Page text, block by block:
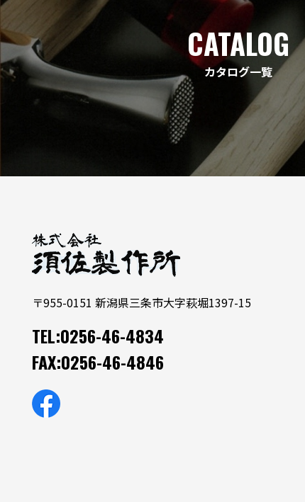
CATALOG
カタログ一覧
〒955-0151 新潟県三条市大字萩堀1397-15
TEL:0256-46-4834
FAX:0256-46-4846